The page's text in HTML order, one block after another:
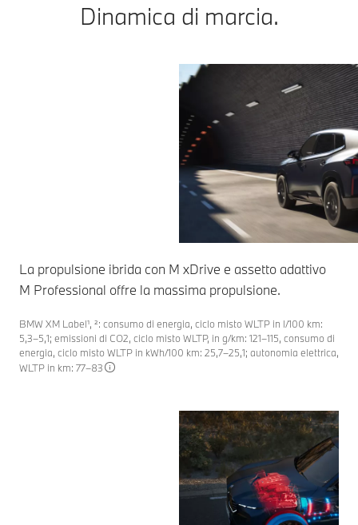
Dinamica di marcia.
La propulsione ibrida con M xDrive e assetto adattivo
M Professional offre la massima propulsione.
BMW XM Label¹, ²: consumo di energia, ciclo misto WLTP in l/100 km:
5,3–5,1; emissioni di CO2, ciclo misto WLTP, in g/km: 121–115, consumo di
energia, ciclo misto WLTP in kWh/100 km: 25,7–25,1; autonomia elettrica,
WLTP in km: 77–83